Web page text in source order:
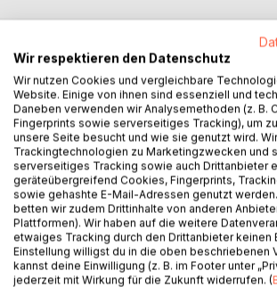
BESCHREIBUNG
The journey ahead will not always be
over expedience can feel like walking
footprints quickly erased by shifting
integrity, each moment where you
question, or quietly avert harm, marks a
follow, even if they never know your
ethical leadership is often invisible, more
its rewards may be measured not in
quiet knowledge that you have made a
Wir respektieren den Datenschutz
Wir nutzen Cookies und vergleichbare
Website. Einige von ihnen sind essenziell und
Daneben verwenden wir Analysemethoden (z. B.
Fingerprints sowie serverseitiges Tracking), um
unsere Seite besucht und wie sie genutzt wird.
Trackingtechnologien zu Marketingzwecken und
serverseitiges Tracking sowie auch Drittanbieter
geräteübergreifend Cookies, Fingerprints,
sowie gehashte E-Mail-Adressen genutzt
betten wir zudem Drittinhalte von anderen
Plattformen). Wir haben auf die weitere
etwaiges Tracking durch den Drittanbieter keinen
Einstellung willigst du in die oben beschriebenen
kannst deine Einwilligung (z. B. im Footer unter
jederzeit mit Wirkung für die Zukunft widerrufen. (